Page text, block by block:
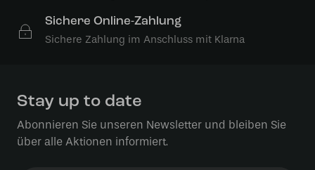
Sichere Online-Zahlung
Sichere Zahlung im Anschluss mit Klarna
Stay up to date
Abonnieren Sie unseren Newsletter und bleiben Sie
über alle Aktionen informiert.